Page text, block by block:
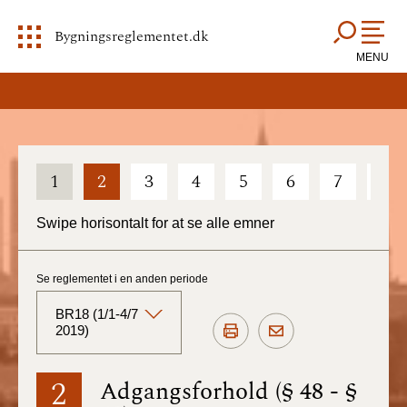
Bygningsreglementet.dk
MENU
1 2 3 4 5 6 7
Swipe horisontalt for at se alle emner
2 Adgangsforhold (§ 48 - §
Se reglementet i en anden periode
BR18 (1/1-4/7
2019)
BR18 (Aktuelt)